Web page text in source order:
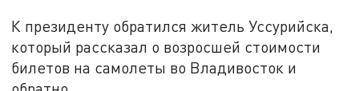
К президенту обратился житель Уссурийска,
который рассказал о возросшей стоимости
билетов на самолеты во Владивосток и